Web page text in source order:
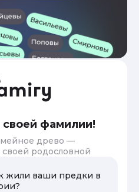
своей фамилии!
древо —
родословной
жили ваши предки в